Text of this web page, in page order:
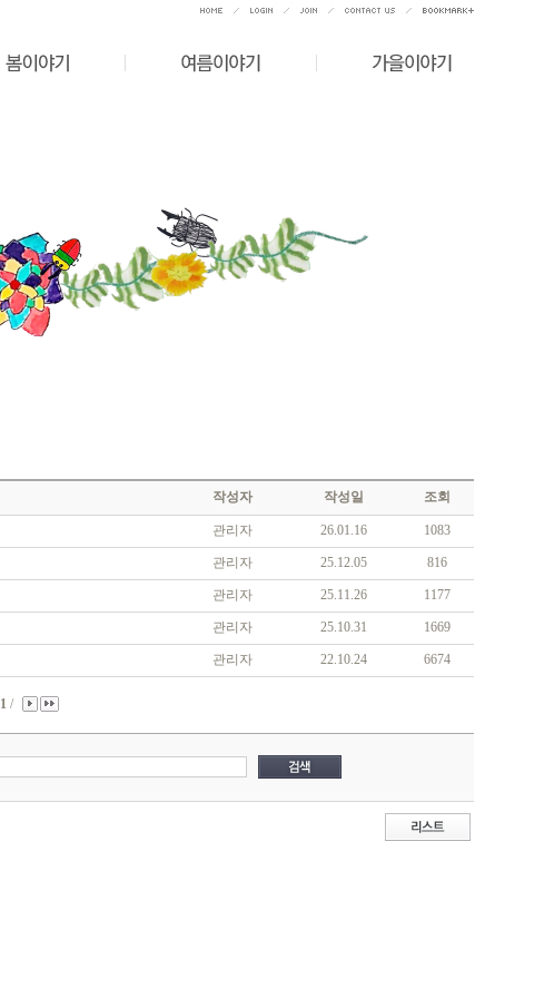
작성자 작성일 조회
관리자 26.01.16 1083
관리자 25.12.05 816
관리자 25.11.26 1177
관리자 25.10.31 1669
관리자 22.10.24 6674
1 /